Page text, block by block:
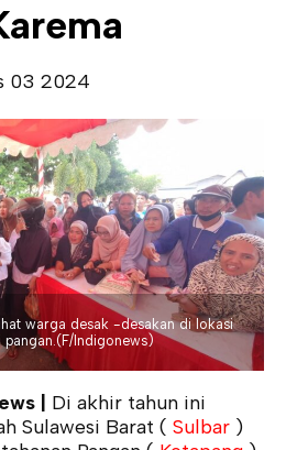
03 2024
warga desak -desakan di lokasi
pangan.(F/Indigonews)
|
Di akhir tahun ini
Sulawesi Barat ( Sulbar )